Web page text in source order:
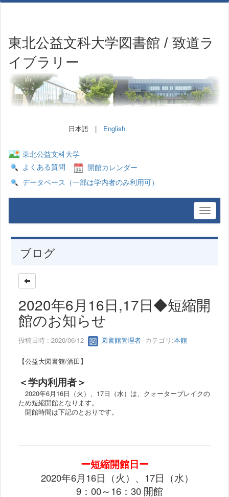
東北公益文科大学図書館 / 致道ラ
イブラリー
日本語 | English
東北公益文科大学
よくある質問
開館カレンダー
データベース（一部は学内者のみ利用可）
ブログ
2020年6月16日,17日◆短縮開
館のお知らせ
投稿日時 : 2020/06/12 図書館管理者 カテゴリ:本館
【公益大図書館/酒田】
＜学内利用者＞
2020年6月16日（火）、17日（水）は、クォーターブレイクの
ため短縮開館となります。
開館時間は下記のとおりです。
ー短縮開館日ー
2020年6月16日（火）、17日（水）
9：00～16：30 開館